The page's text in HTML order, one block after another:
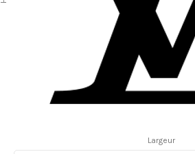
Largeur